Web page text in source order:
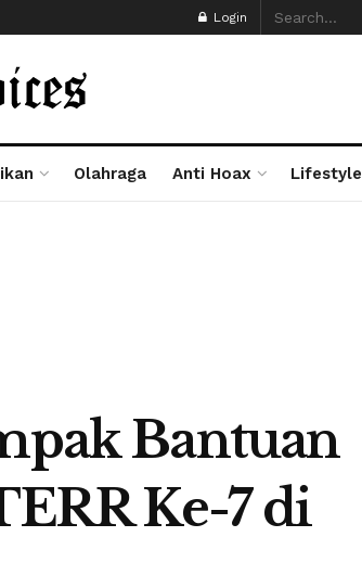
Login
Olahraga Anti Hoax Lifestyle
Bantuan
Ke-7 di